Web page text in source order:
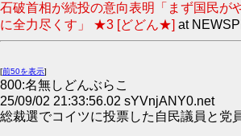
石破首相が続投の意向表明「まず国民が
に全力尽くす」 ★3 [どどん★] at
[前50を表示]
800:名無しどんぶらこ
25/09/02 21:33:56.02 sYVnjANY0.net
総裁選でコイツに投票した自民議員と党